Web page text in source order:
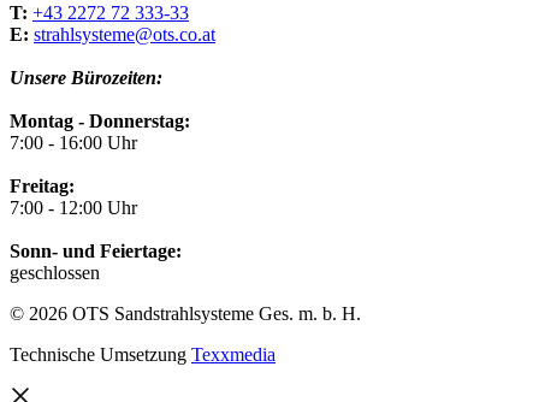
T: +43 2272 72 333-33
E: strahlsysteme@ots.co.at
Unsere Bürozeiten:
Montag - Donnerstag:
7:00 - 16:00 Uhr
Freitag:
7:00 - 12:00 Uhr
Sonn- und Feiertage:
geschlossen
© 2026 OTS Sandstrahlsysteme Ges. m. b. H.
Technische Umsetzung Texxmedia